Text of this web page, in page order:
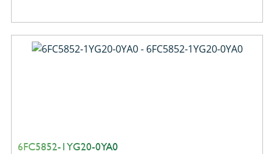
6FC5852-1YG20-0YA0